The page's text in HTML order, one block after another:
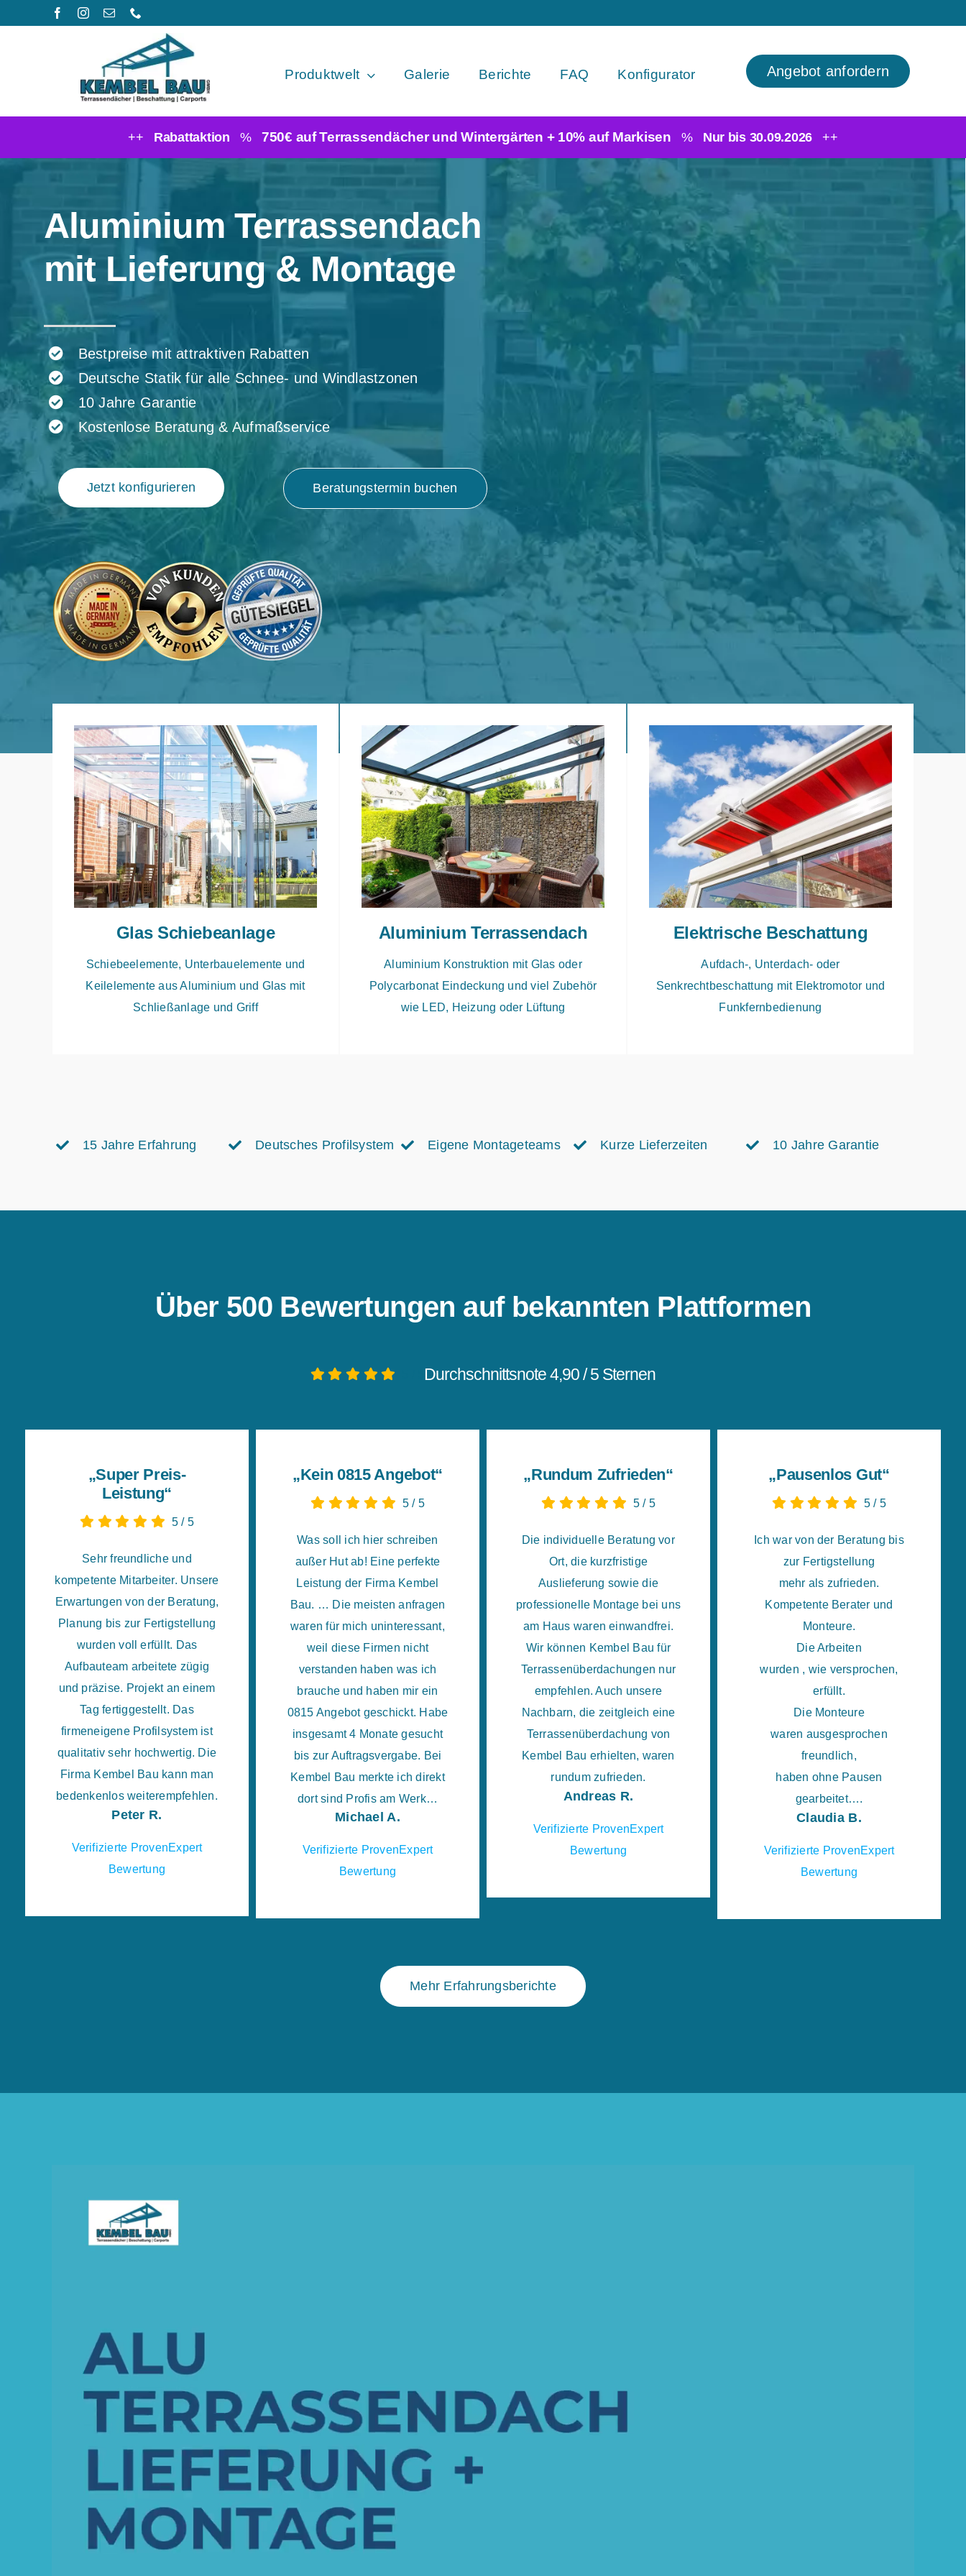
Produktwelt Galerie Berichte FAQ Konfigurator Angebot anfordern
++ Rabattaktion % 750€ auf Terrassendächer und Wintergärten + 10% auf Markisen % Nur bis 30.09.2026++
Aluminium Terrassendach
mit Lieferung & Montage
Bestpreise mit attraktiven Rabatten
Deutsche Statik für alle Schnee- und Windlastzonen
10 Jahre Garantie
Kostenlose Beratung & Aufmaßservice
Jetzt konfigurieren Beratungstermin buchen
Glas Schiebeanlage
Schiebeelemente, Unterbauelemente und
Keilelemente aus Aluminium und Glas mit
Schließanlage und Griff
Aluminium Terrassendach
Aluminium Konstruktion mit Glas oder
Polycarbonat Eindeckung und viel Zubehör
wie LED, Heizung oder Lüftung
Elektrische Beschattung
Aufdach-, Unterdach- oder
Senkrechtbeschattung mit Elektromotor und
Funkfernbedienung
15 Jahre Erfahrung Deutsches Profilsystem Eigene Montageteams Kurze Lieferzeiten 10 Jahre Garantie
Über 500 Bewertungen auf bekannten Plattformen
Durchschnittsnote 4,90 / 5 Sternen
„Super Preis-
Leistung“
5/ 5
Sehr freundliche und
kompetente Mitarbeiter. Unsere
Erwartungen von der Beratung,
Planung bis zur Fertigstellung
wurden voll erfüllt. Das
Aufbauteam arbeitete zügig
und präzise. Projekt an einem
Tag fertiggestellt. Das
firmeneigene Profilsystem ist
qualitativ sehr hochwertig. Die
Firma Kembel Bau kann man
bedenkenlos weiterempfehlen.
Peter R.
Verifizierte ProvenExpert
Bewertung
„Kein 0815 Angebot“
5/ 5
Was soll ich hier schreiben
außer Hut ab! Eine perfekte
Leistung der Firma Kembel
Bau. … Die meisten anfragen
waren für mich uninteressant,
weil diese Firmen nicht
verstanden haben was ich
brauche und haben mir ein
0815 Angebot geschickt. Habe
insgesamt 4 Monate gesucht
bis zur Auftragsvergabe. Bei
Kembel Bau merkte ich direkt
dort sind Profis am Werk…
Michael A.
Verifizierte ProvenExpert
Bewertung
„Rundum Zufrieden“
5/ 5
Die individuelle Beratung vor
Ort, die kurzfristige
Auslieferung sowie die
professionelle Montage bei uns
am Haus waren einwandfrei.
Wir können Kembel Bau für
Terrassenüberdachungen nur
empfehlen. Auch unsere
Nachbarn, die zeitgleich eine
Terrassenüberdachung von
Kembel Bau erhielten, waren
rundum zufrieden.
Andreas R.
Verifizierte ProvenExpert
Bewertung
„Pausenlos Gut“
5/ 5
Ich war von der Beratung bis
zur Fertigstellung
mehr als zufrieden.
Kompetente Berater und
Monteure.
Die Arbeiten
wurden , wie versprochen,
erfüllt.
Die Monteure
waren ausgesprochen
freundlich,
haben ohne Pausen
gearbeitet….
Claudia B.
Verifizierte ProvenExpert
Bewertung
Mehr Erfahrungsberichte